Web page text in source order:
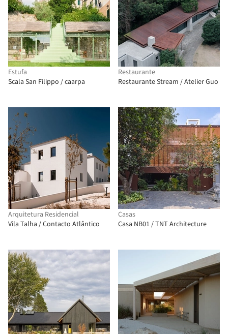
Estufa
Scala San Filippo / caarpa
Restaurante
Restaurante Stream / Atelier Guo
Arquitetura Residencial
Vila Talha / Contacto Atlântico
Casas
Casa NB01 / TNT Architecture